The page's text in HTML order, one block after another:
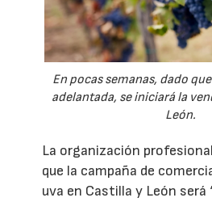
En pocas semanas, dado
adelantada, se iniciará la
León.
La organización
que la campaña de
uva en Castilla y León será